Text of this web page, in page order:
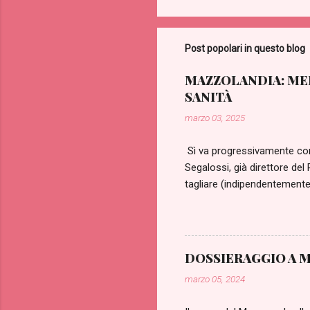
Post popolari in questo blog
MAZZOLANDIA:
SANITÀ
marzo 03, 2025
Sì va progressivamente
Segalossi, già direttore del
tagliare
può potenzialmente
Mazzolandia nei prossimi
artificiale (coadiuvata da
rivoluzionaria: il ...
DOSSIERAGGIO A
marzo 05, 2024